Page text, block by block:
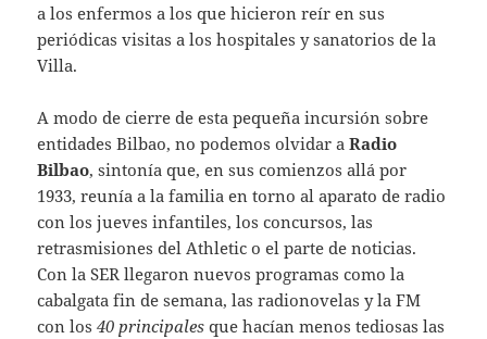
a los enfermos a los que hicieron reír en sus
periódicas visitas a los hospitales y sanatorios de la
Villa.
A modo de cierre de esta pequeña incursión sobre
entidades Bilbao, no podemos olvidar aRadio
Bilbao, sintonía que, en sus comienzos allá por
1933, reunía a la familia en torno al aparato de radio
con los jueves infantiles, los concursos, las
retrasmisiones del Athletic o el parte de noticias.
Con la SER llegaron nuevos programas como la
cabalgata fin de semana, las radionovelas y la FM
con los40 principales que hacían menos tediosas las